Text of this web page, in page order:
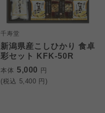
千寿堂
新潟県産こしひかり 食卓
彩セット KFK-50R
本体 5,000 円
(税込 5,400 円)